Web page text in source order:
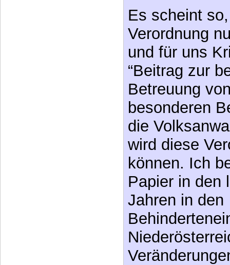
Es scheint
Verordnung
und für uns
“Beitrag zur
Betreuung
besonderen
die
wird diese
können. Ich
Papier in den
Jahren in den